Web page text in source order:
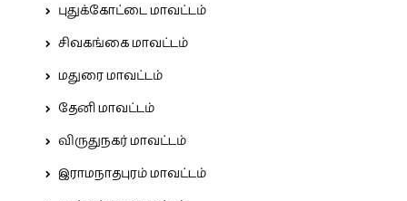
புதுக்கோட்டை மாவட்டம்
சிவகங்கை மாவட்டம்
மதுரை மாவட்டம்
தேனி மாவட்டம்
விருதுநகர் மாவட்டம்
இராமநாதபுரம் மாவட்டம்